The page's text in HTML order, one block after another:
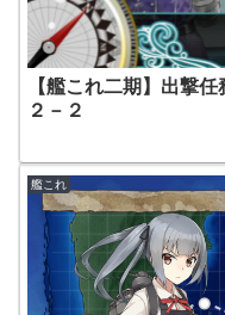
【艦これ二期】出撃
２－２
艦これ